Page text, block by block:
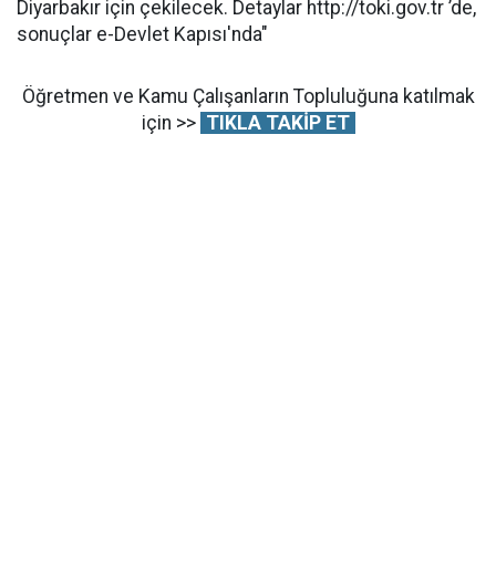
Diyarbakır için çekilecek. Detaylar http://toki.gov.tr ’de,
sonuçlar e-Devlet Kapısı'nda"
Öğretmen ve Kamu Çalışanların Topluluğuna katılmak
için >> TIKLA TAKİP ET